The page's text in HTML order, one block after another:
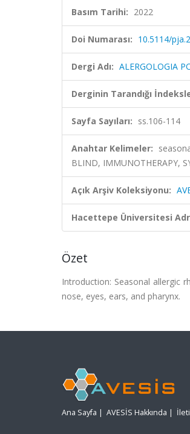
Basım Tarihi: 2022
Doi Numarası: 10.5114/
Dergi Adı: ALERGOLOGIA
Derginin Tarandığı
Sayfa Sayıları: ss.106-114
Anahtar Kelimeler:
BLIND, IMMUNOTHERAPY,
Açık Arşiv Koleksiyonu:
Hacettepe Üniversitesi
Özet
Introduction: Seasonal allergic
nose, eyes, ears, and pharynx.
Ana Sayfa | AVESİS Hakkında |